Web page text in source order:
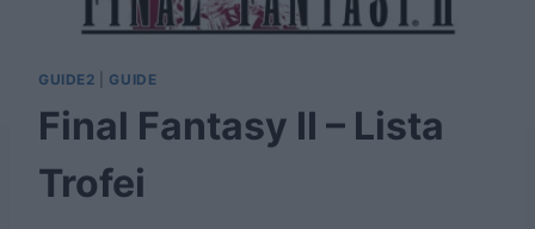
GUIDE2 GUIDE
Final Fantasy II – Lista
Trofei